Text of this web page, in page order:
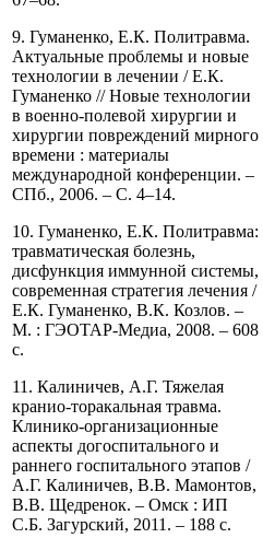
9. Гуманенко, Е.К. Политравма.
Актуальные проблемы и новые
технологии в лечении / Е.К.
Гуманенко // Новые технологии
в военно-полевой хирургии и
хирургии повреждений мирного
времени : материалы
международной конференции. –
СПб., 2006. – С. 4–14.
10. Гуманенко, Е.К. Политравма:
травматическая болезнь,
дисфункция иммунной системы,
современная стратегия лечения /
Е.К. Гуманенко, В.К. Козлов. –
М. : ГЭОТАР-Медиа, 2008. – 608
с.
11. Калиничев, А.Г. Тяжелая
кранио-торакальная травма.
Клинико-организационные
аспекты догоспитального и
раннего госпитального этапов /
А.Г. Калиничев, В.В. Мамонтов,
В.В. Щедренок. – Омск : ИП
С.Б. Загурский, 2011. – 188 с.